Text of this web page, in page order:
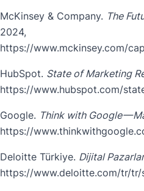
McKinsey & Company. The
2024,
https://www.mckinsey.com/
HubSpot. State of Marketing
https://www.hubspot.com/
Google. Think with Google —
https://
Deloitte Türkiye. Dijital
https://www.deloitte.com/tr/tr/